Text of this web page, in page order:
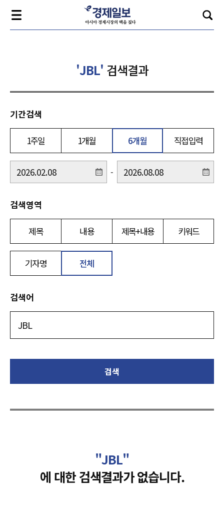
'JBL' 검색결과
기간검색
1주일 1개월 6개월 직접입력
-
검색영역
제목 내용 제목+내용 키워드
기자명 전체
검색어
검색
"JBL"
에 대한 검색결과가 없습니다.